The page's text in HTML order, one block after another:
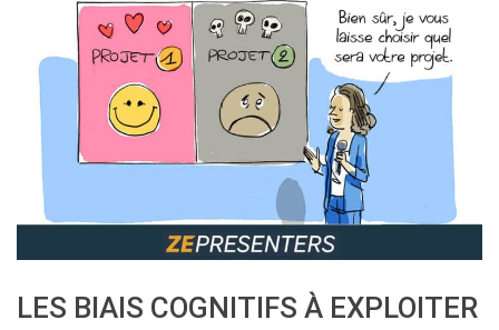
LES BIAIS COGNITIFS À EXPLOITER